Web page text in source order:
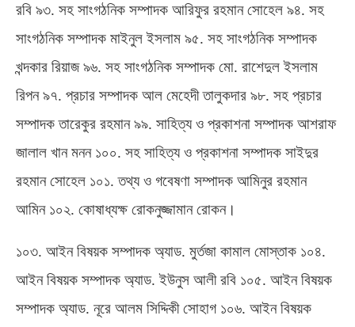
রবি ৯৩. সহ সাংগঠনিক সম্পাদক আরিফুর রহমান সোহেল ৯৪. সহ
সাংগঠনিক সম্পাদক মাইনুল ইসলাম ৯৫. সহ সাংগঠনিক সম্পাদক
খন্দকার রিয়াজ ৯৬. সহ সাংগঠনিক সম্পাদক মো. রাশেদুল ইসলাম
রিপন ৯৭. প্রচার সম্পাদক আল মেহেদী তালুকদার ৯৮. সহ প্রচার
সম্পাদক তারেকুর রহমান ৯৯. সাহিত্য ও প্রকাশনা সম্পাদক আশরাফ
জালাল খান মনন ১০০. সহ সাহিত্য ও প্রকাশনা সম্পাদক সাইদুর
রহমান সোহেল ১০১.তথ্য ও গবেষণা সম্পাদক আমিনুর রহমান
আমিন ১০২. কোষাধ্যক্ষ রোকনুজ্জামান রোকন।
১০৩. আইন বিষয়ক সম্পাদক অ্যাড. মুর্তজা কামাল মোস্তাক ১০৪.
আইন বিষয়ক সম্পাদক অ্যাড.ইউনুস আলী রবি ১০৫. আইন বিষয়ক
সম্পাদক অ্যাড. নূরে আলম সিদ্দিকী সোহাগ ১০৬. আইন বিষয়ক